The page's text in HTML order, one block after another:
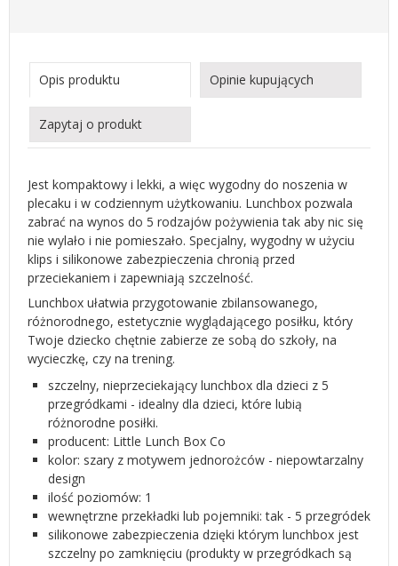
Opis produktu Opinie kupujących
Zapytaj o produkt
Jest kompaktowy i lekki, a więc wygodny do noszenia w
plecaku i w codziennym użytkowaniu. Lunchbox pozwala
zabrać na wynos do 5 rodzajów pożywienia tak aby nic się
nie wylało i nie pomieszało. Specjalny, wygodny w użyciu
klips i silikonowe zabezpieczenia chronią przed
przeciekaniem i zapewniają szczelność.
Lunchbox ułatwia przygotowanie zbilansowanego,
różnorodnego, estetycznie wyglądającego posiłku, który
Twoje dziecko chętnie zabierze ze sobą do szkoły, na
wycieczkę, czy na trening.
szczelny, nieprzeciekający lunchbox dla dzieci z 5
przegródkami - idealny dla dzieci, które lubią
różnorodne posiłki.
producent: Little Lunch Box Co
kolor: szary z motywem jednorożców - niepowtarzalny
design
ilość poziomów: 1
wewnętrzne przekładki lub pojemniki: tak - 5 przegródek
silikonowe zabezpieczenia dzięki którym lunchbox jest
szczelny po zamknięciu (produkty w przegródkach są